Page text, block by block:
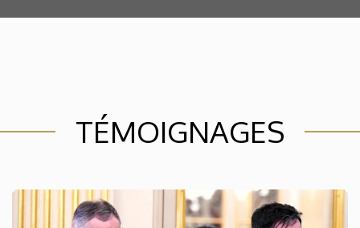
TÉMOIGNAGES